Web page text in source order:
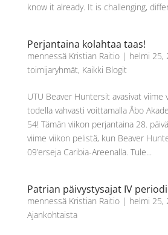
know it already. It is challenging,
Perjantaina kolahtaa taas!
mennessä Kristian Raitio| helmi 25,
toimijaryhmät, Kaikki Blogit
UTU Beaver Huntersit avasivat viime
todella vahvasti voittamalla Åbo
54! Tämän viikon perjantaina 28.
viime viikon pelistä, kun Beaver
09’erseja Caribia-Areenalla. Tule...
Patrian päivystysajat IV
mennessä Kristian Raitio| helmi 25,
Ajankohtaista